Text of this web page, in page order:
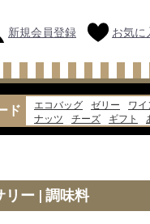
新規会員登録 お気に
ド エコバッグ ゼリー ワイ
ナッツ
チーズ ギフト
リー | 調味料